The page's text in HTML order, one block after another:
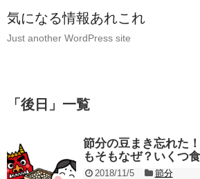
気になる情報あれこれ
Just another WordPress site
「 後日 」 一覧
節分の豆まき忘れた
もそもなぜ？いくつ
2018/11/5
節分